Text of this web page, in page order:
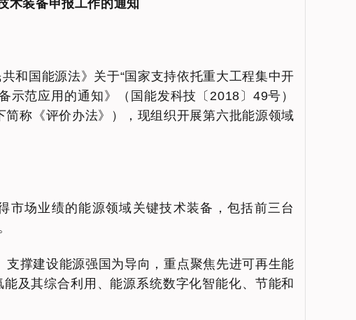
术装备申报工作的通知
和国能源法》关于“国家支持依托重大工程集中开
范应用的通知》（国能发科技〔2018〕49号）
称《评价办法》），现组织开展第六批能源领域
市场业绩的能源领域关键技术装备，包括前三台
撑建设能源强国为导向，重点聚焦先进可再生能
及其综合利用、能源系统数字化智能化、节能和